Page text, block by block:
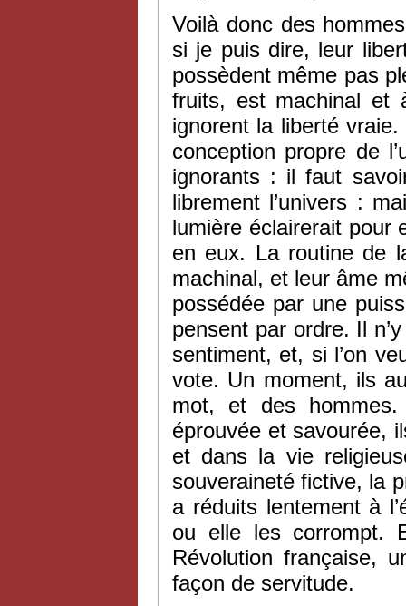
Voilà donc des
si je puis dire, leur
possèdent même pas
fruits, est machinal et
ignorent la liberté
conception propre de
ignorants : il faut
librement l’univers :
lumière éclairerait pour
en eux. La routine de
machinal, et leur âme
possédée par une
pensent par ordre. Il
sentiment, et, si l’on
vote. Un moment, ils
mot, et des
éprouvée et savourée,
et dans la vie
souveraineté fictive, la
a réduits lentement à
ou elle les corrompt.
Révolution française,
façon de servitude.